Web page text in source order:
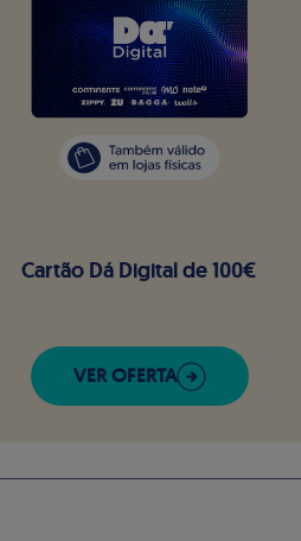
Cartão Dá Digital de 100€
VER OFERTADE WIZINK REWARDS